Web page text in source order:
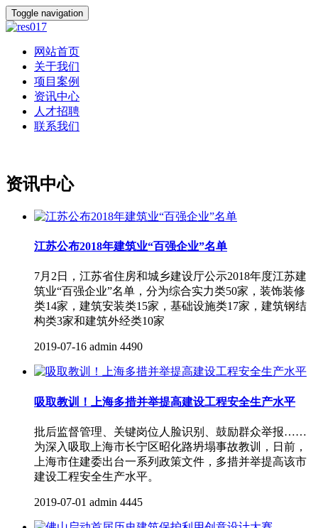
Toggle navigation
网站首页
关于我们
项目案例
资讯中心
人才招聘
联系我们
资讯中心
江苏公布2018年建筑业“百强企业”名单
7月2日，江苏省住房和城乡建设厅公示2018年度江苏建
筑业“百强企业”名单，分为综合实力类50家，装饰装修
类14家，建筑安装类15家，基础设施类17家，建筑钢结
构类3家和建筑外经类10家
2019-07-16 admin 4490
吸取教训！上海多措并举提高建设工程安全生产水平
批后监督管理、关键岗位人脸识别、鼓励群众举报……
为深入吸取上海市长宁区昭化路坍塌事故教训，日前，
上海市住建委出台一系列政策文件，多措并举提高该市
建设工程安全生产水平。
2019-07-01 admin 4445